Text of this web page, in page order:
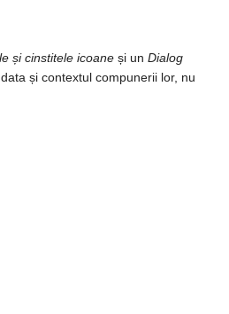
și cinstitele icoane și un Dialog
și contextul compunerii lor, nu